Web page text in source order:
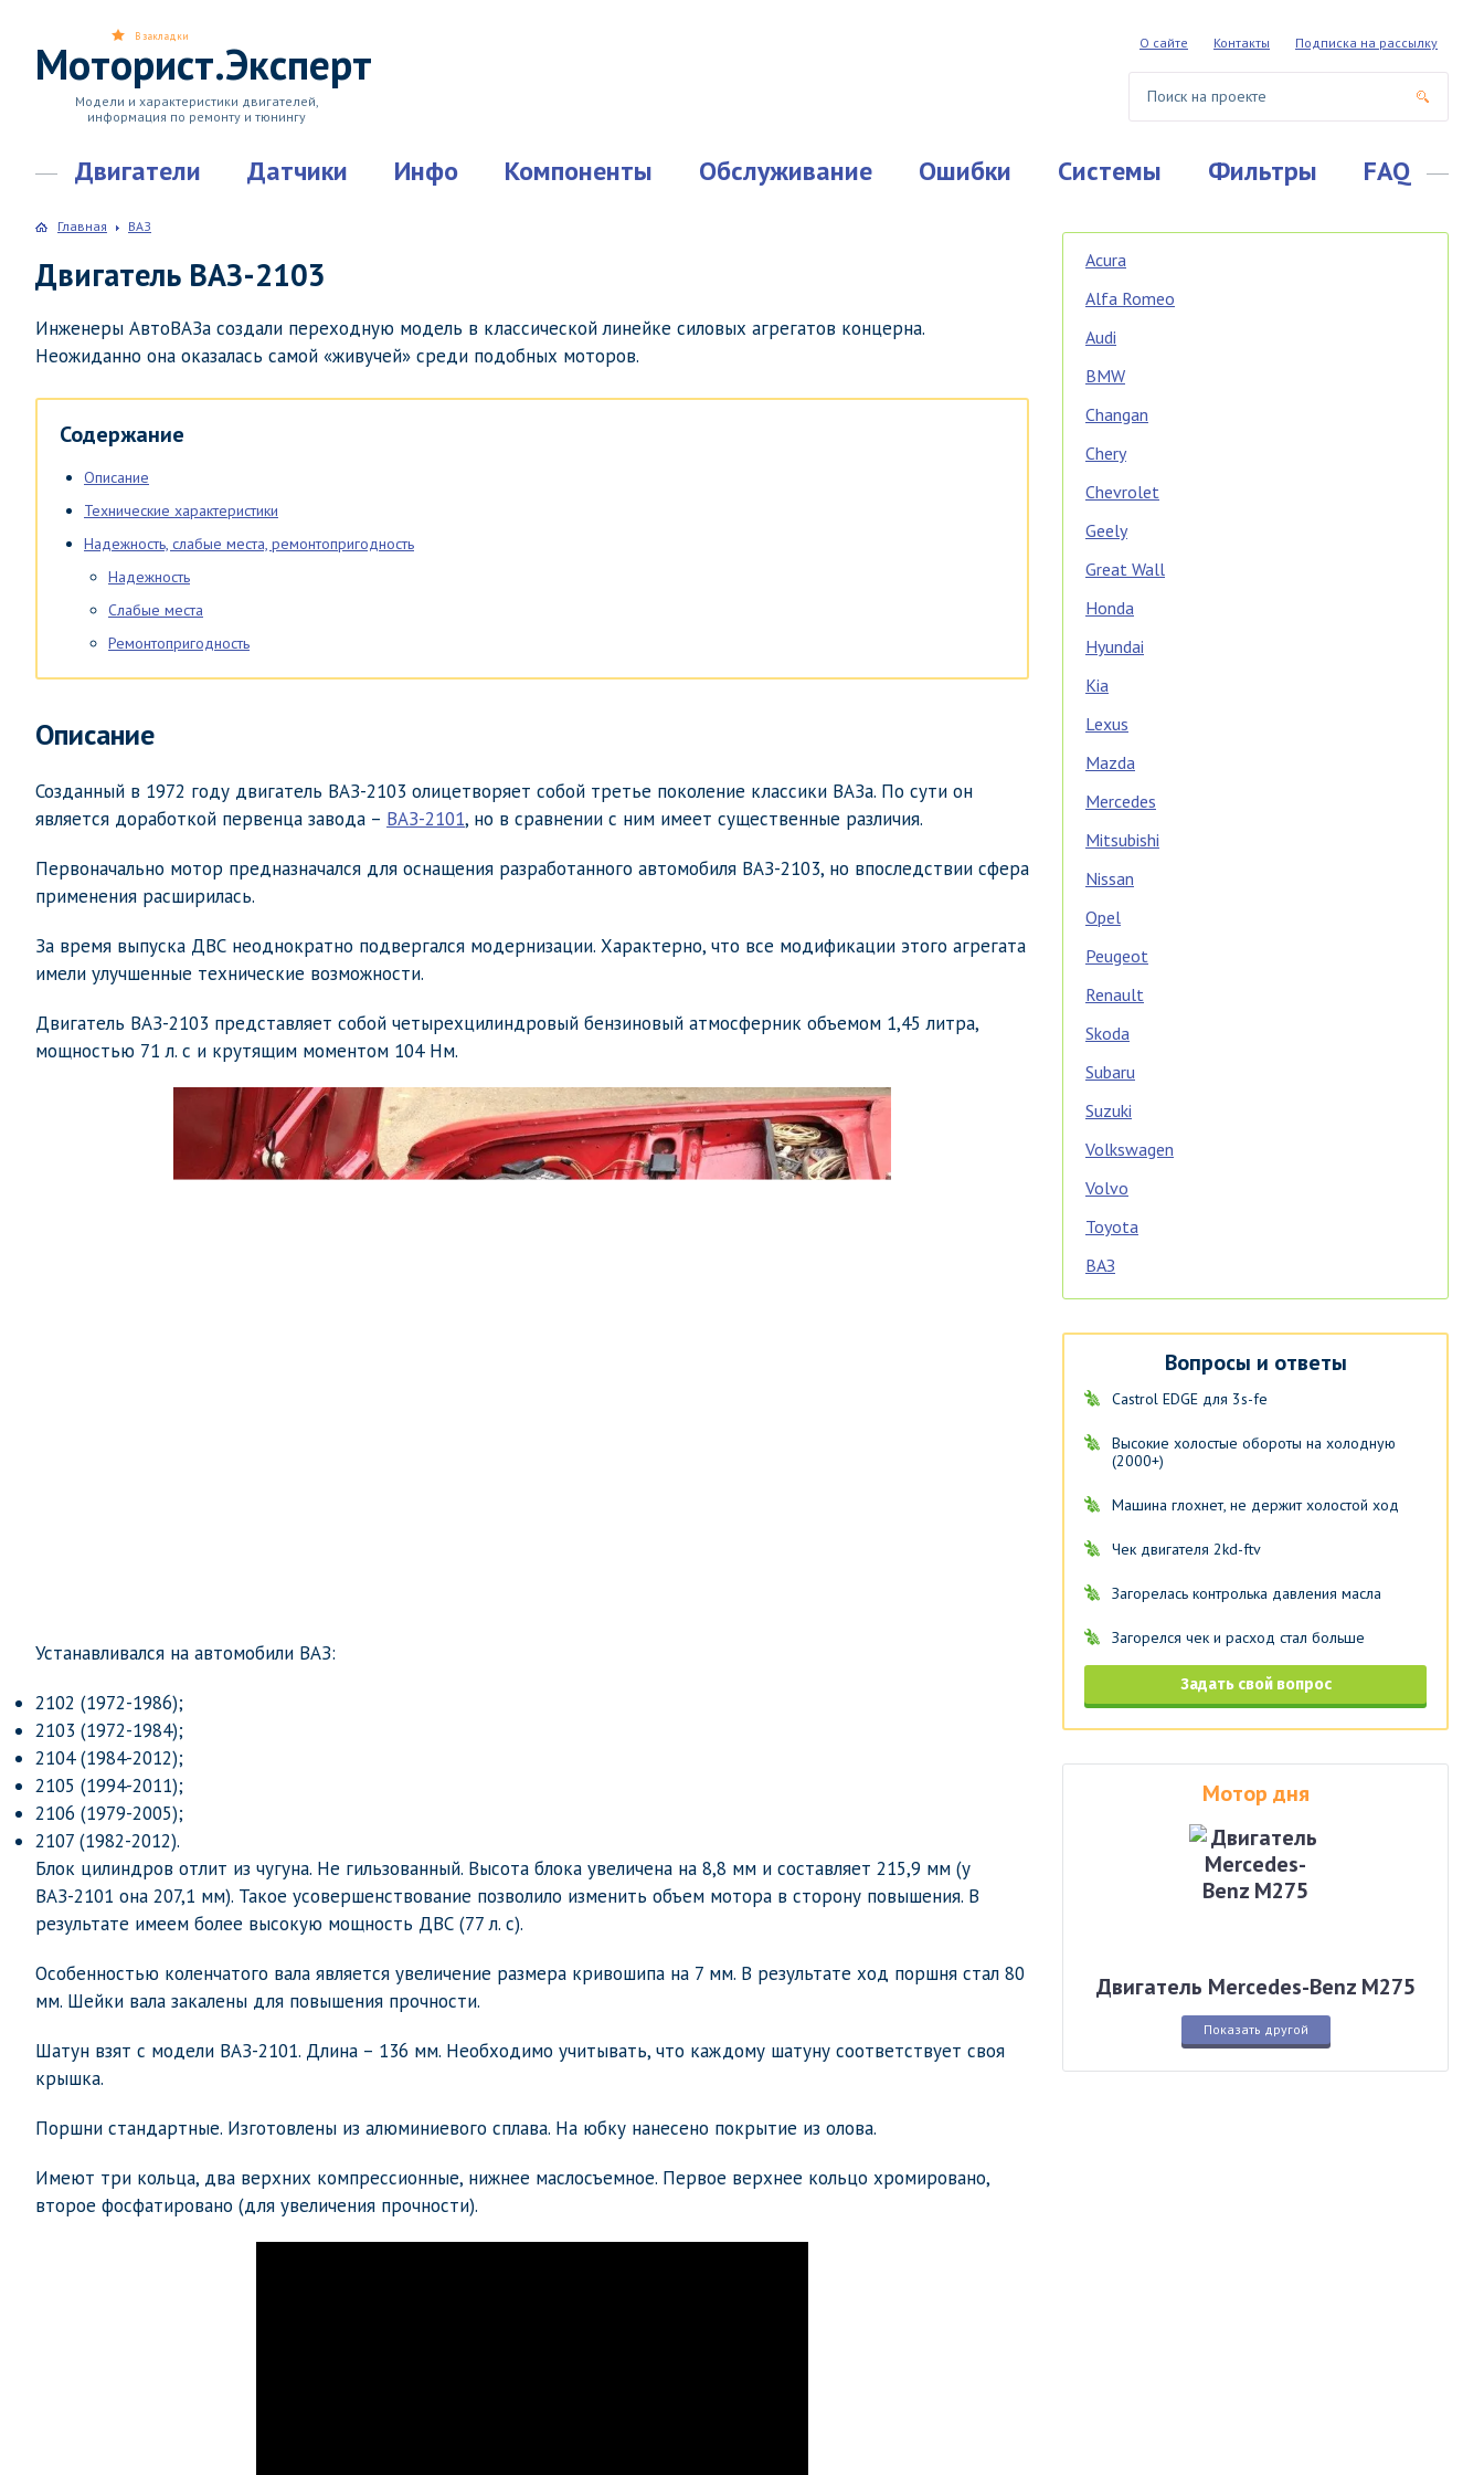
Моторист.Эксперт
Модели и характеристики двигателей,
информация по ремонту и тюнингу
О сайте Контакты Подписка на рассылку
Двигатели Датчики Инфо Компоненты Обслуживание Ошибки Системы Фильтры FAQ
В закладки
Главная ВАЗ
Двигатель ВАЗ-2103
Инженеры АвтоВАЗа создали переходную модель в классической линейке силовых агрегатов концерна.
Неожиданно она оказалась самой «живучей» среди подобных моторов.
Содержание
Описание
Технические характеристики
Надежность, слабые места, ремонтопригодность
Надежность
Слабые места
Ремонтопригодность
Описание
Созданный в 1972 году двигатель ВАЗ-2103 олицетворяет собой третье поколение классики ВАЗа. По сути он
является доработкой первенца завода – ВАЗ-2101, но в сравнении с ним имеет существенные различия.
Первоначально мотор предназначался для оснащения разработанного автомобиля ВАЗ-2103, но впоследствии сфера
применения расширилась.
За время выпуска ДВС неоднократно подвергался модернизации. Характерно, что все модификации этого агрегата
имели улучшенные технические возможности.
Двигатель ВАЗ-2103 представляет собой четырехцилиндровый бензиновый атмосферник объемом 1,45 литра,
мощностью 71 л. с и крутящим моментом 104 Нм.
Устанавливался на автомобили ВАЗ:
2102 (1972-1986);
2103 (1972-1984);
2104 (1984-2012);
2105 (1994-2011);
2106 (1979-2005);
2107 (1982-2012).
Блок цилиндров отлит из чугуна. Не гильзованный. Высота блока увеличена на 8,8 мм и составляет 215,9 мм (у
ВАЗ-2101 она 207,1 мм). Такое усовершенствование позволило изменить объем мотора в сторону повышения. В
результате имеем более высокую мощность ДВС (77 л. с).
Особенностью коленчатого вала является увеличение размера кривошипа на 7 мм. В результате ход поршня стал 80
мм. Шейки вала закалены для повышения прочности.
Шатун взят с модели ВАЗ-2101. Длина – 136 мм. Необходимо учитывать, что каждому шатуну соответствует своя
крышка.
Поршни стандартные. Изготовлены из алюминиевого сплава. На юбку нанесено покрытие из олова.
Имеют три кольца, два верхних компрессионные, нижнее маслосъемное. Первое верхнее кольцо хромировано,
второе фосфатировано (для увеличения прочности).
Acura
Alfa Romeo
Audi
BMW
Changan
Chery
Chevrolet
Geely
Great Wall
Honda
Hyundai
Kia
Lexus
Mazda
Mercedes
Mitsubishi
Nissan
Opel
Peugeot
Renault
Skoda
Subaru
Suzuki
Volkswagen
Volvo
Toyota
ВАЗ
Вопросы и ответы
Castrol EDGE для 3s-fe
Высокие холостые обороты на холодную
(2000+)
Машина глохнет, не держит холостой ход
Чек двигателя 2kd-ftv
Загорелась контролька давления масла
Загорелся чек и расход стал больше
Задать свой вопрос
Мотор дня
Двигатель Mercedes-Benz M275
Показать другой